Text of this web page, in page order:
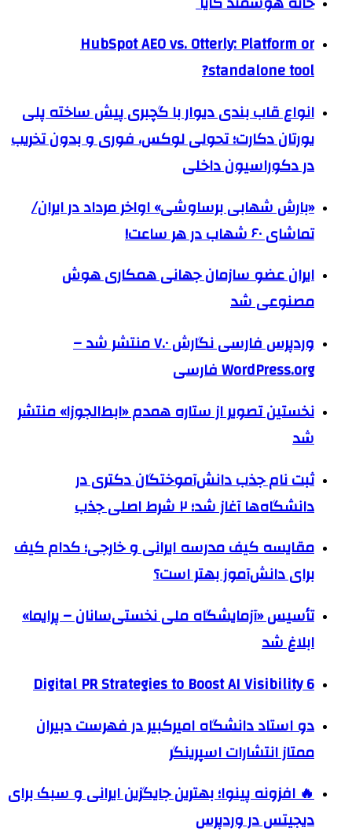
HubSpot AEO vs. Otterly: Platform or
standalone tool?
انواع قاب بندی دیوار با گچبری پیش ساخته پلی
یورتان دکارت؛ تحولی لوکس، فوری و بدون تخریب
در دکوراسیون داخلی
«بارش شهابی برساوشی» اواخر مرداد در ایران/
تماشای ۶۰ شهاب در هر ساعت!
ایران عضو سازمان جهانی همکاری هوش
مصنوعی شد
وردپرس فارسی نگارش ۷.۰ منتشر شد –
WordPress.org فارسی
نخستین تصویر از ستاره همدم «ابط‌الجوزا» منتشر
شد
ثبت نام جذب دانش‌آموختگان دکتری در
دانشگاه‌ها آغاز شد؛ ۲ شرط اصلی جذب
مقایسه کیف مدرسه ایرانی و خارجی؛ کدام کیف
برای دانش‌آموز بهتر است؟
تأسیس «آزمایشگاه ملی نخستی‌سانان – پرایما»
ابلاغ شد
6 Digital PR Strategies to Boost AI Visibility
دو استاد دانشگاه امیرکبیر در فهرست دبیران
ممتاز انتشارات اسپرینگر
🔥 افزونه پینوا؛ بهترین جایگزین ایرانی و سبک برای
دیجیتس در وردپرس